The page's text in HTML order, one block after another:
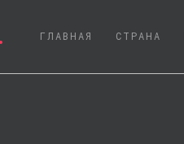
. ГЛАВНАЯ (CURRENT)
СТРАНА